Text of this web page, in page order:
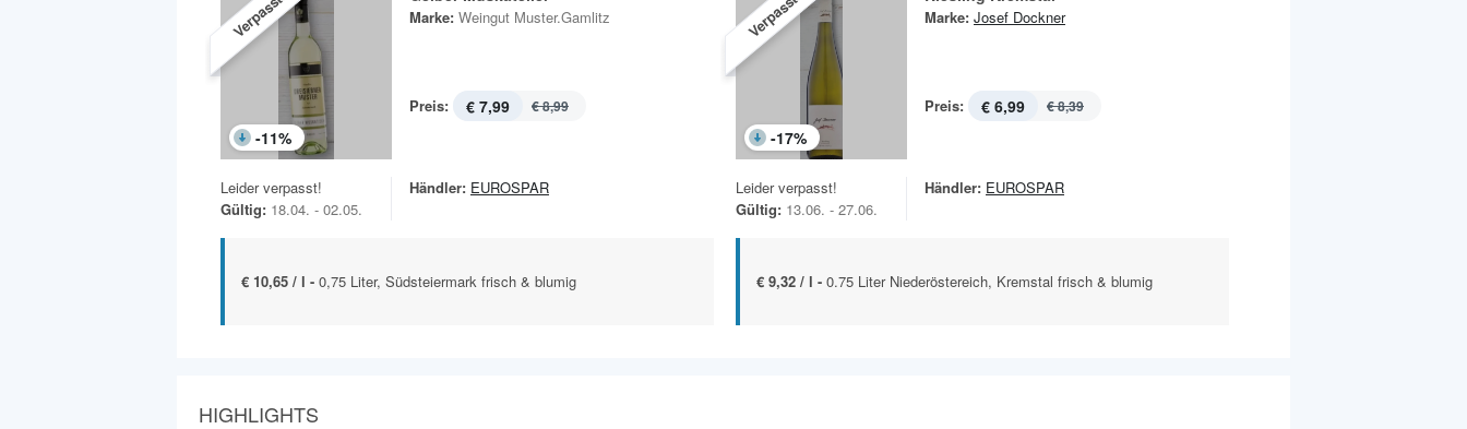
Verpasst!
-11%
Marke: Weingut Muster.Gamlitz
Preis: € 7,99 € 8,99
Leider verpasst!
Gültig: 18.04. - 02.05.
Händler: EUROSPAR
€ 10,65 / l - 0,75 Liter, Südsteiermark frisch & blumig
Verpasst!
-17%
Marke: Josef Dockner
Preis: € 6,99 € 8,39
Leider verpasst!
Gültig: 13.06. - 27.06.
Händler: EUROSPAR
€ 9,32 / l - 0.75 Liter Niederöstereich, Kremstal frisch & blumig
HIGHLIGHTS